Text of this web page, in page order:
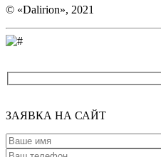
© «Dalirion», 2021
ЗАЯВКА НА САЙТ